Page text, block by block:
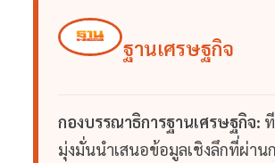
ฐานเศรษฐกิจ
กองบรรณาธิการฐานเศรษฐกิจ:
มุ่งมั่นนำเสนอข้อมูลเชิงลึกที่ผ่า